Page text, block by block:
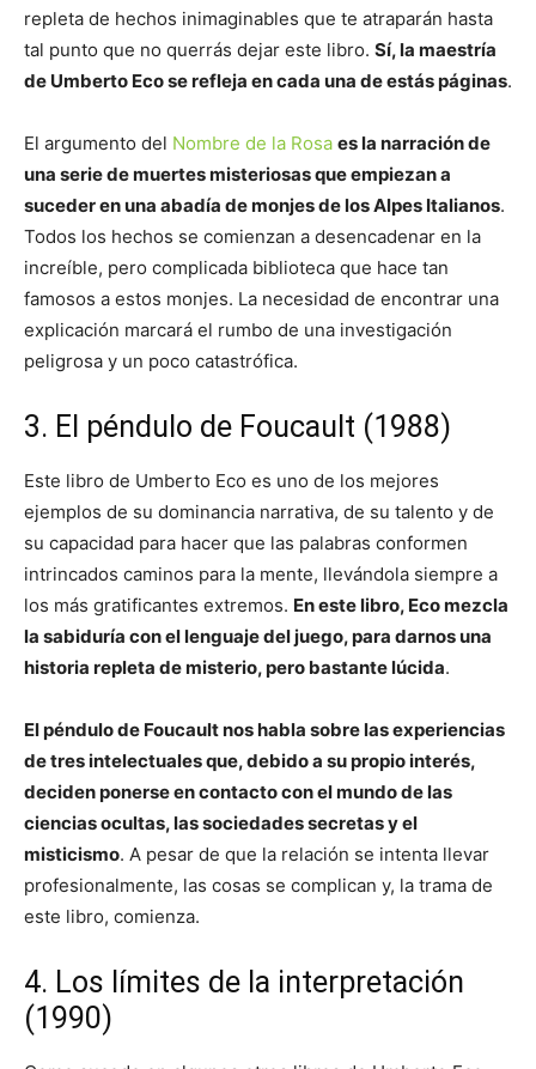
repleta de hechos inimaginables que te atraparán hasta
tal punto que no querrás dejar este libro. Sí, la maestría
de Umberto Eco se refleja en cada una de estás páginas.
El argumento del Nombre de la Rosa es la narración de
una serie de muertes misteriosas que empiezan a
suceder en una abadía de monjes de los Alpes Italianos.
Todos los hechos se comienzan a desencadenar en la
increíble, pero complicada biblioteca que hace tan
famosos a estos monjes. La necesidad de encontrar una
explicación marcará el rumbo de una investigación
peligrosa y un poco catastrófica.
3. El péndulo de Foucault (1988)
Este libro de Umberto Eco es uno de los mejores
ejemplos de su dominancia narrativa, de su talento y de
su capacidad para hacer que las palabras conformen
intrincados caminos para la mente, llevándola siempre a
los más gratificantes extremos. En este libro, Eco mezcla
la sabiduría con el lenguaje del juego, para darnos una
historia repleta de misterio, pero bastante lúcida.
El péndulo de Foucault nos habla sobre las experiencias
de tres intelectuales que, debido a su propio interés,
deciden ponerse en contacto con el mundo de las
ciencias ocultas, las sociedades secretas y el
misticismo. A pesar de que la relación se intenta llevar
profesionalmente, las cosas se complican y, la trama de
este libro, comienza.
4. Los límites de la interpretación
(1990)